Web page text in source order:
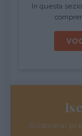
In questa
Riceverai